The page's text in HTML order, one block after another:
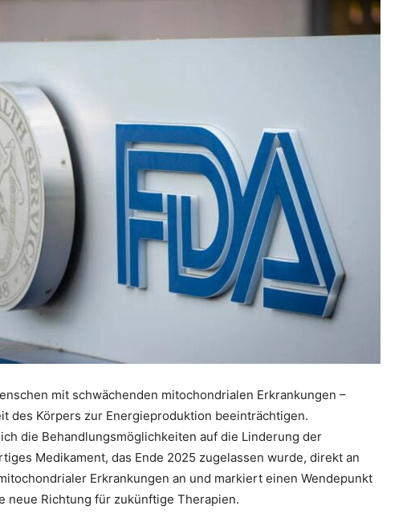
mit schwächenden mitochondrialen Erkrankungen –
des Körpers zur Energieproduktion beeinträchtigen.
die Behandlungsmöglichkeiten auf die Linderung der
Medikament, das Ende 2025 zugelassen wurde, direkt an
Erkrankungen an und markiert einen Wendepunkt
neue Richtung für zukünftige Therapien.